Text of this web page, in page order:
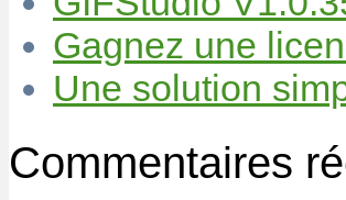
Gagnez une
Une solution
Commentaires